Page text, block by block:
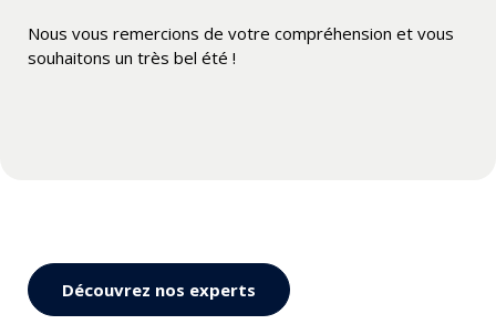
Nous vous remercions de votre compréhension et vous
souhaitons un très bel été !
Découvrez nos experts